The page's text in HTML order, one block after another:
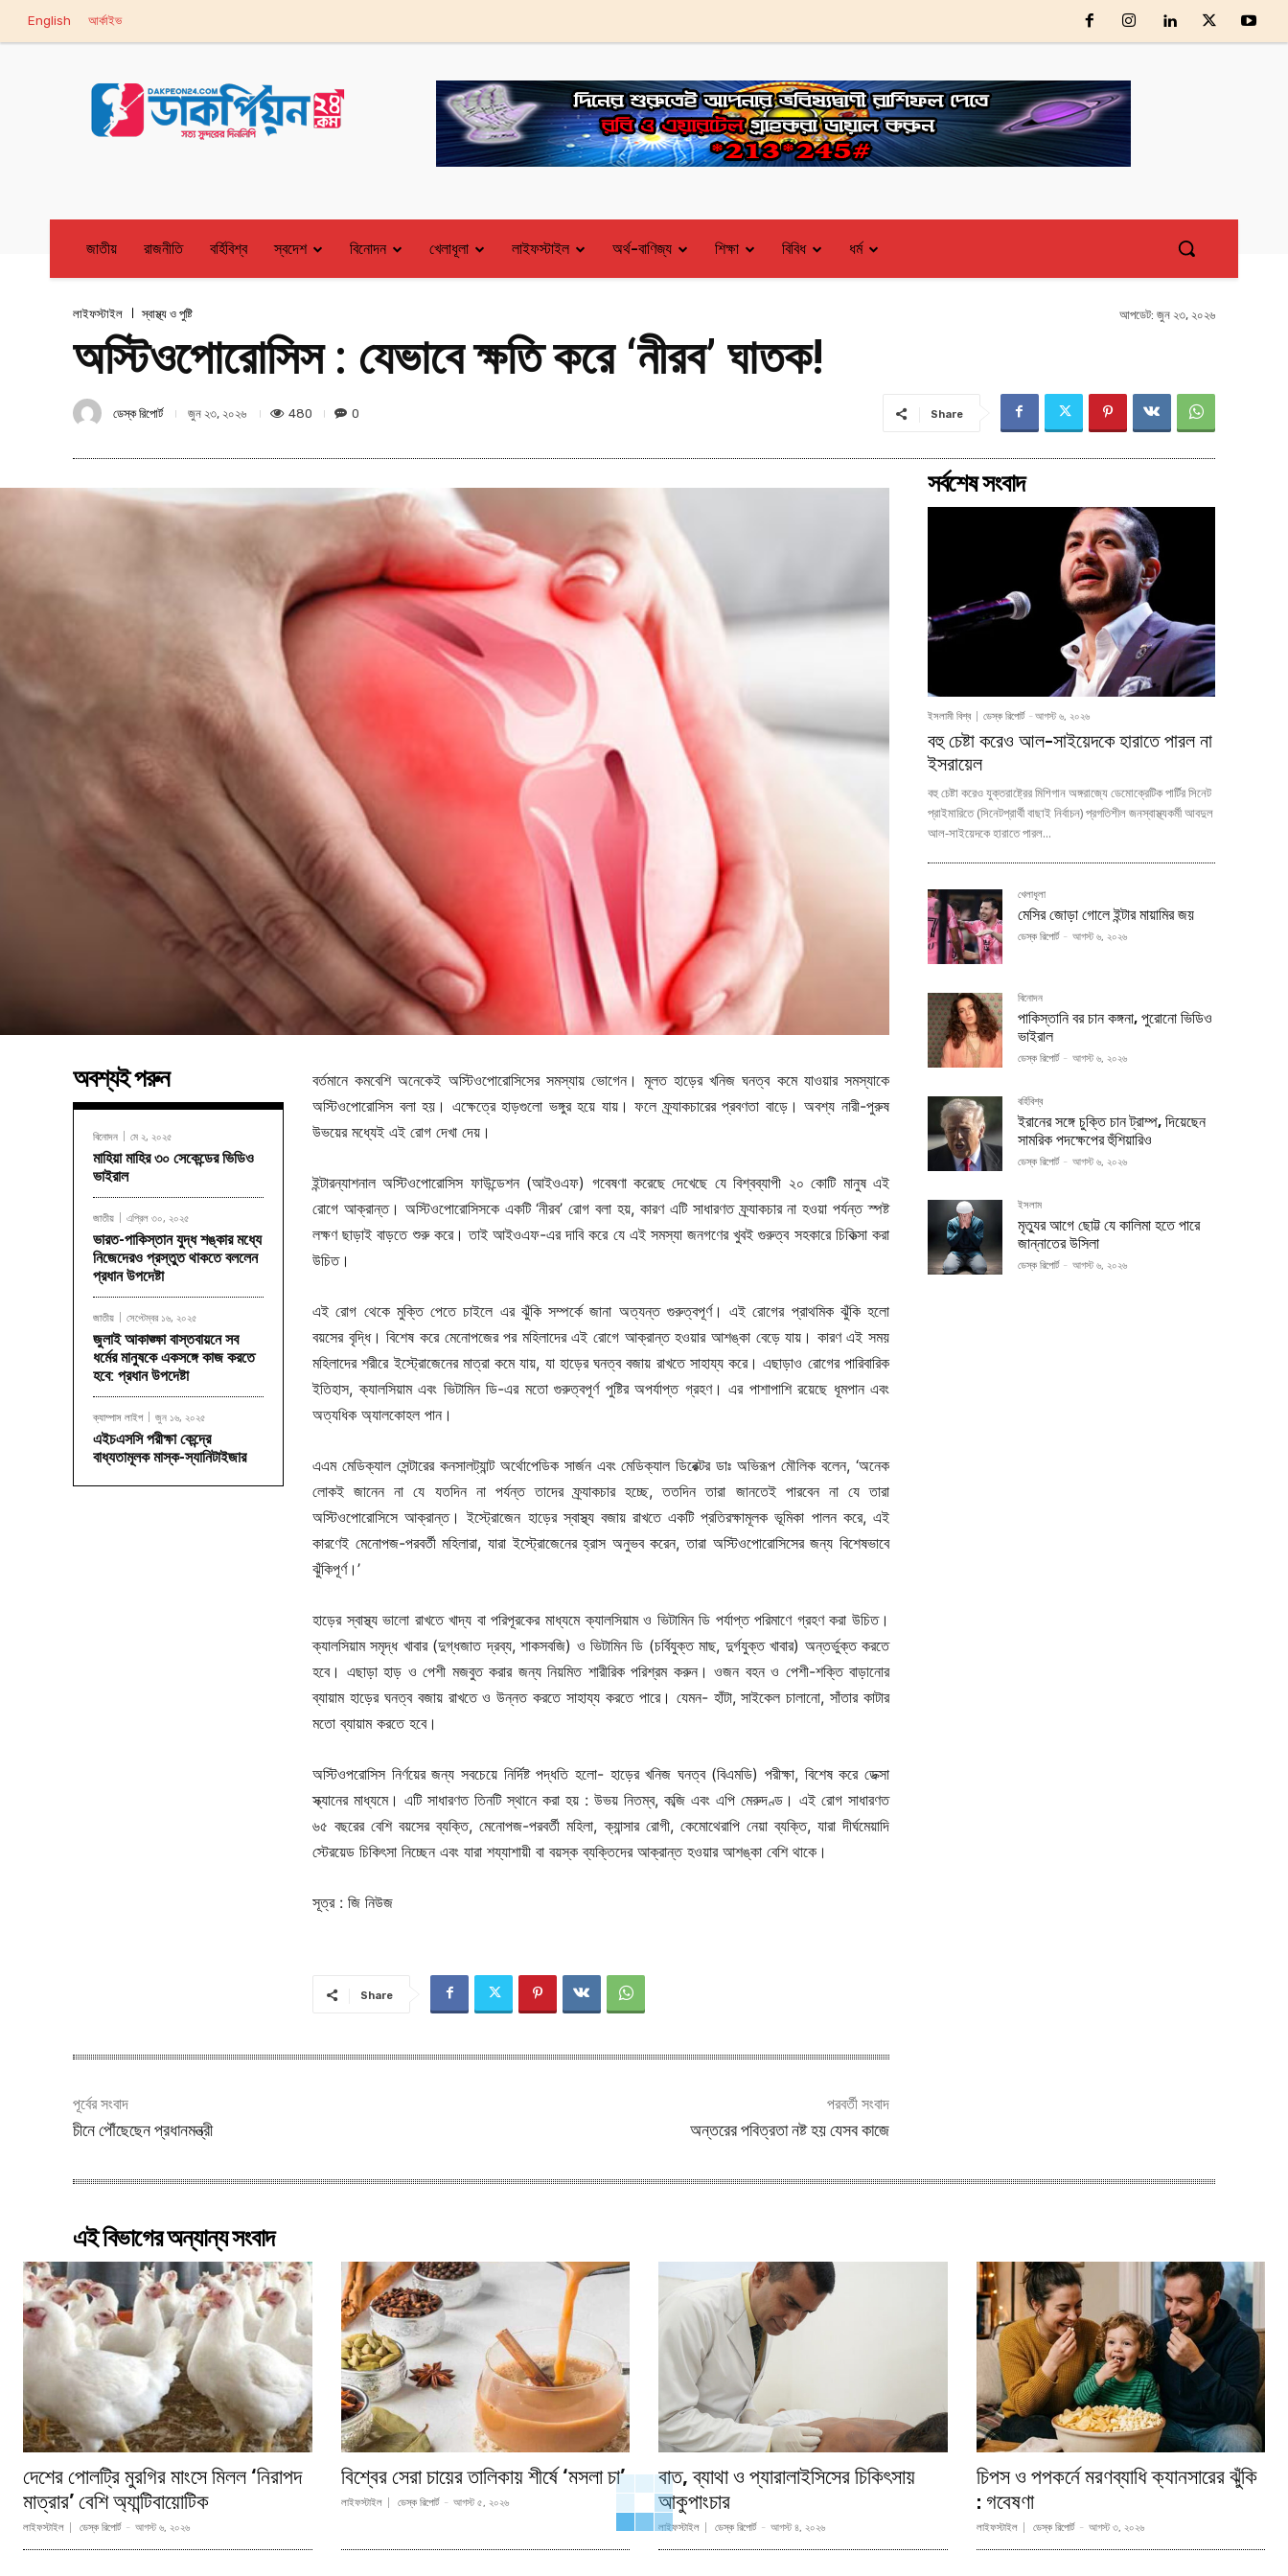
English আর্কাইভ
জাতীয় রাজনীতি বর্হিবিশ্ব স্বদেশ বিনোদন খেলাধূলা লাইফস্টাইল অর্থ-বাণিজ্য শিক্ষা বিবিধ ধর্ম
লাইফস্টাইল স্বাস্থ্য ও পুষ্টি আপডেট: জুন ২৩, ২০২৬
অস্টিওপোরোসিস : যেভাবে ক্ষতি করে ‘নীরব’ ঘাতক!
ডেস্ক রিপোর্ট জুন ২৩, ২০২৬ 480 0 Share
অবশ্যই পরুন
বিনোদন মে ২, ২০২৫
মাহিয়া মাহির ৩০ সেকেন্ডের ভিডিও
ভাইরাল
জাতীয় এপ্রিল ৩০, ২০২৫
ভারত-পাকিস্তান যুদ্ধ শঙ্কার মধ্যে
নিজেদেরও প্রস্তুত থাকতে বললেন
প্রধান উপদেষ্টা
জাতীয় সেপ্টেম্বর ১৬, ২০২৫
জুলাই আকাঙ্ক্ষা বাস্তবায়নে সব
ধর্মের মানুষকে একসঙ্গে কাজ করতে
হবে: প্রধান উপদেষ্টা
ক্যাম্পাস লাইপ জুন ১৬, ২০২৫
এইচএসসি পরীক্ষা কেন্দ্রে
বাধ্যতামূলক মাস্ক-স্যানিটাইজার
বর্তমানে কমবেশি অনেকেই অস্টিওপোরোসিসের সমস্যায় ভোগেন। মূলত হাড়ের খনিজ ঘনত্ব কমে যাওয়ার সমস্যাকে
অস্টিওপোরোসিস বলা হয়। এক্ষেত্রে হাড়গুলো ভঙ্গুর হয়ে যায়। ফলে ফ্র্যাকচারের প্রবণতা বাড়ে। অবশ্য নারী-পুরুষ
উভয়ের মধ্যেই এই রোগ দেখা দেয়।
ইন্টারন্যাশনাল অস্টিওপোরোসিস ফাউন্ডেশন (আইওএফ) গবেষণা করেছে দেখেছে যে বিশ্বব্যাপী ২০ কোটি মানুষ এই
রোগে আক্রান্ত। অস্টিওপোরোসিসকে একটি ‘নীরব’ রোগ বলা হয়, কারণ এটি সাধারণত ফ্র্যাকচার না হওয়া পর্যন্ত স্পষ্ট
লক্ষণ ছাড়াই বাড়তে শুরু করে। তাই আইওএফ-এর দাবি করে যে এই সমস্যা জনগণের খুবই গুরুত্ব সহকারে চিকিত্‍সা করা
উচিত।
এই রোগ থেকে মুক্তি পেতে চাইলে এর ঝুঁকি সম্পর্কে জানা অত্যন্ত গুরুত্বপূর্ণ। এই রোগের প্রাথমিক ঝুঁকি হলো
বয়সের বৃদ্ধি। বিশেষ করে মেনোপজের পর মহিলাদের এই রোগে আক্রান্ত হওয়ার আশঙ্কা বেড়ে যায়। কারণ এই সময়
মহিলাদের শরীরে ইস্ট্রোজেনের মাত্রা কমে যায়, যা হাড়ের ঘনত্ব বজায় রাখতে সাহায্য করে। এছাড়াও রোগের পারিবারিক
ইতিহাস, ক্যালসিয়াম এবং ভিটামিন ডি-এর মতো গুরুত্বপূর্ণ পুষ্টির অপর্যাপ্ত গ্রহণ। এর পাশাপাশি রয়েছে ধূমপান এবং
অত্যধিক অ্যালকোহল পান।
এএম মেডিক্যাল সেন্টারের কনসালট্যান্ট অর্থোপেডিক সার্জন এবং মেডিক্যাল ডিরেক্টর ডাঃ অভিরূপ মৌলিক বলেন, ‘অনেক
লোকই জানেন না যে যতদিন না পর্যন্ত তাদের ফ্র্যাকচার হচ্ছে, ততদিন তারা জানতেই পারবেন না যে তারা
অস্টিওপোরোসিসে আক্রান্ত। ইস্ট্রোজেন হাড়ের স্বাস্থ্য বজায় রাখতে একটি প্রতিরক্ষামূলক ভূমিকা পালন করে, এই
কারণেই মেনোপজ-পরবর্তী মহিলারা, যারা ইস্ট্রোজেনের হ্রাস অনুভব করেন, তারা অস্টিওপোরোসিসের জন্য বিশেষভাবে
ঝুঁকিপূর্ণ।’
হাড়ের স্বাস্থ্য ভালো রাখতে খাদ্য বা পরিপূরকের মাধ্যমে ক্যালসিয়াম ও ভিটামিন ডি পর্যাপ্ত পরিমাণে গ্রহণ করা উচিত।
ক্যালসিয়াম সমৃদ্ধ খাবার (দুগ্ধজাত দ্রব্য, শাকসবজি) ও ভিটামিন ডি (চর্বিযুক্ত মাছ, দুর্গযুক্ত খাবার) অন্তর্ভুক্ত করতে
হবে। এছাড়া হাড় ও পেশী মজবুত করার জন্য নিয়মিত শারীরিক পরিশ্রম করুন। ওজন বহন ও পেশী-শক্তি বাড়ানোর
ব্যায়াম হাড়ের ঘনত্ব বজায় রাখতে ও উন্নত করতে সাহায্য করতে পারে। যেমন- হাঁটা, সাইকেল চালানো, সাঁতার কাটার
মতো ব্যায়াম করতে হবে।
অস্টিওপরোসিস নির্ণয়ের জন্য সবচেয়ে নির্দিষ্ট পদ্ধতি হলো- হাড়ের খনিজ ঘনত্ব (বিএমডি) পরীক্ষা, বিশেষ করে ডেক্সা
স্ক্যানের মাধ্যমে। এটি সাধারণত তিনটি স্থানে করা হয় : উভয় নিতম্ব, কব্জি এবং এপি মেরুদণ্ড। এই রোগ সাধারণত
৬৫ বছরের বেশি বয়সের ব্যক্তি, মেনোপজ-পরবর্তী মহিলা, ক্যান্সার রোগী, কেমোথেরাপি নেয়া ব্যক্তি, যারা দীর্ঘমেয়াদি
স্টেরয়েড চিকিৎসা নিচ্ছেন এবং যারা শয্যাশায়ী বা বয়স্ক ব্যক্তিদের আক্রান্ত হওয়ার আশঙ্কা বেশি থাকে।
সূত্র : জি নিউজ
Share
পূর্বের সংবাদ
চীনে পৌঁছেছেন প্রধানমন্ত্রী
পরবর্তী সংবাদ
অন্তরের পবিত্রতা নষ্ট হয় যেসব কাজে
সর্বশেষ সংবাদ
ইসলামী বিশ্ব ডেস্ক রিপোর্ট - আগস্ট ৬, ২০২৬
বহু চেষ্টা করেও আল-সাইয়েদকে হারাতে পারল না
ইসরায়েল
বহু চেষ্টা করেও যুক্তরাষ্ট্রের মিশিগান অঙ্গরাজ্যে ডেমোক্রেটিক পার্টির সিনেট
প্রাইমারিতে (সিনেটপ্রার্থী বাছাই নির্বাচন) প্রগতিশীল জনস্বাস্থ্যকর্মী আবদুল
আল-সাইয়েদকে হারাতে পারল...
খেলাধূলা
মেসির জোড়া গোলে ইন্টার মায়ামির জয়
ডেস্ক রিপোর্ট - আগস্ট ৬, ২০২৬
বিনোদন
পাকিস্তানি বর চান কঙ্গনা, পুরোনো ভিডিও
ভাইরাল
ডেস্ক রিপোর্ট - আগস্ট ৬, ২০২৬
বর্হিবিশ্ব
ইরানের সঙ্গে চুক্তি চান ট্রাম্প, দিয়েছেন
সামরিক পদক্ষেপের হুঁশিয়ারিও
ডেস্ক রিপোর্ট - আগস্ট ৬, ২০২৬
ইসলাম
মৃত্যুর আগে ছোট্ট যে কালিমা হতে পারে
জান্নাতের উসিলা
ডেস্ক রিপোর্ট - আগস্ট ৬, ২০২৬
এই বিভাগের অন্যান্য সংবাদ
দেশের পোলট্রি মুরগির মাংসে মিলল ‘নিরাপদ
মাত্রার’ বেশি অ্যান্টিবায়োটিক
লাইফস্টাইল ডেস্ক রিপোর্ট - আগস্ট ৬, ২০২৬
বিশ্বের সেরা চায়ের তালিকায় শীর্ষে ‘মসলা চা’
লাইফস্টাইল ডেস্ক রিপোর্ট - আগস্ট ৫, ২০২৬
বাত, ব্যাথা ও প্যারালাইসিসের চিকিৎসায়
আকুপাংচার
লাইফস্টাইল ডেস্ক রিপোর্ট - আগস্ট ৪, ২০২৬
চিপস ও পপকর্নে মরণব্যাধি ক্যানসারের ঝুঁকি
: গবেষণা
লাইফস্টাইল ডেস্ক রিপোর্ট - আগস্ট ৩, ২০২৬